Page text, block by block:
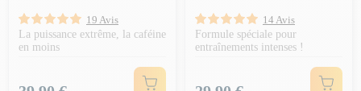
19 Avis
La puissance extrême, la caféine
en moins
14 Avis
Formule spéciale pour
entraînements intenses !